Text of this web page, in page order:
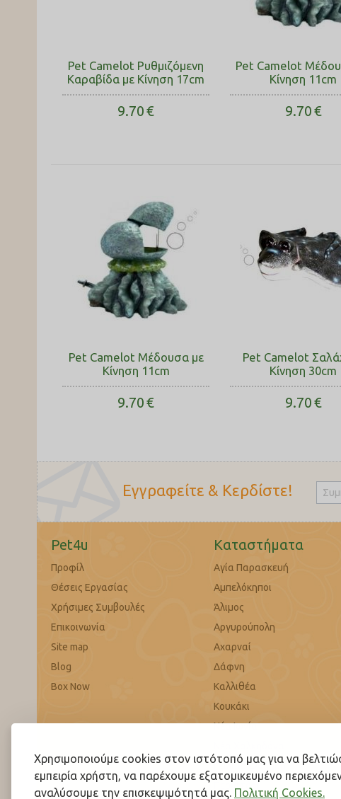
Χρησιμοποιούμε cookies στον ιστότοπό μας για να
εμπειρία χρήστη, να παρέχουμε εξατομικευμένο
αναλύσουμε την επισκεψιμότητά μας. Πολιτική Cookies.
Pet Camelot Ρυθμιζόμενη
Καραβίδα με Κίνηση 17cm
9.70€
Pet Camelot
Κίνηση 11cm
9.70€
Pet Camelot Μέδουσα με
Κίνηση 11cm
9.70€
Pet Camelot
Κίνηση 30cm
9.70€
Εγγραφείτε & Κερδίστε!
Pet4u
Προφίλ
Θέσεις Εργασίας
Χρήσιμες Συμβουλές
Επικοινωνία
Site map
Blog
Box Now
Καταστήματα
Αγία Παρασκευή
Αμπελόκηποι
Άλιμος
Αργυρούπολη
Αχαρναί
Δάφνη
Καλλιθέα
Κουκάκι
Νέα Ιωνία
Παλαιό Φάληρο
Περιστέρι